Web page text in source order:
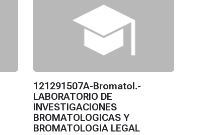
121291507A-Bromatol.-
LABORATORIO DE
INVESTIGACIONES
BROMATOLOGICAS Y
BROMATOLOGIA LEGAL